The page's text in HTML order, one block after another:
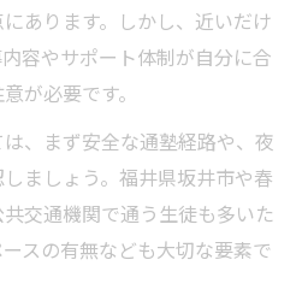
あります。しかし、近いだけ
容やサポート体制が自分に合
が必要です。
、まず安全な通塾経路や、夜
ましょう。福井県坂井市や春
交通機関で通う生徒も多いた
スの有無なども大切な要素で